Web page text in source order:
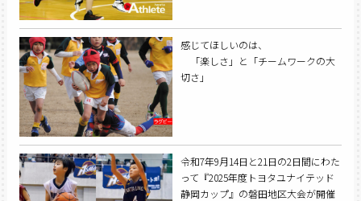
後の展開について話を聞いた。
感じてほしいのは、
「楽しさ」と「チームワークの大
切さ」
令和7年9月14日と21日の2日間にわた
って『2025年度トヨタユナイテッド
静岡カップ』の磐田地区大会が開催